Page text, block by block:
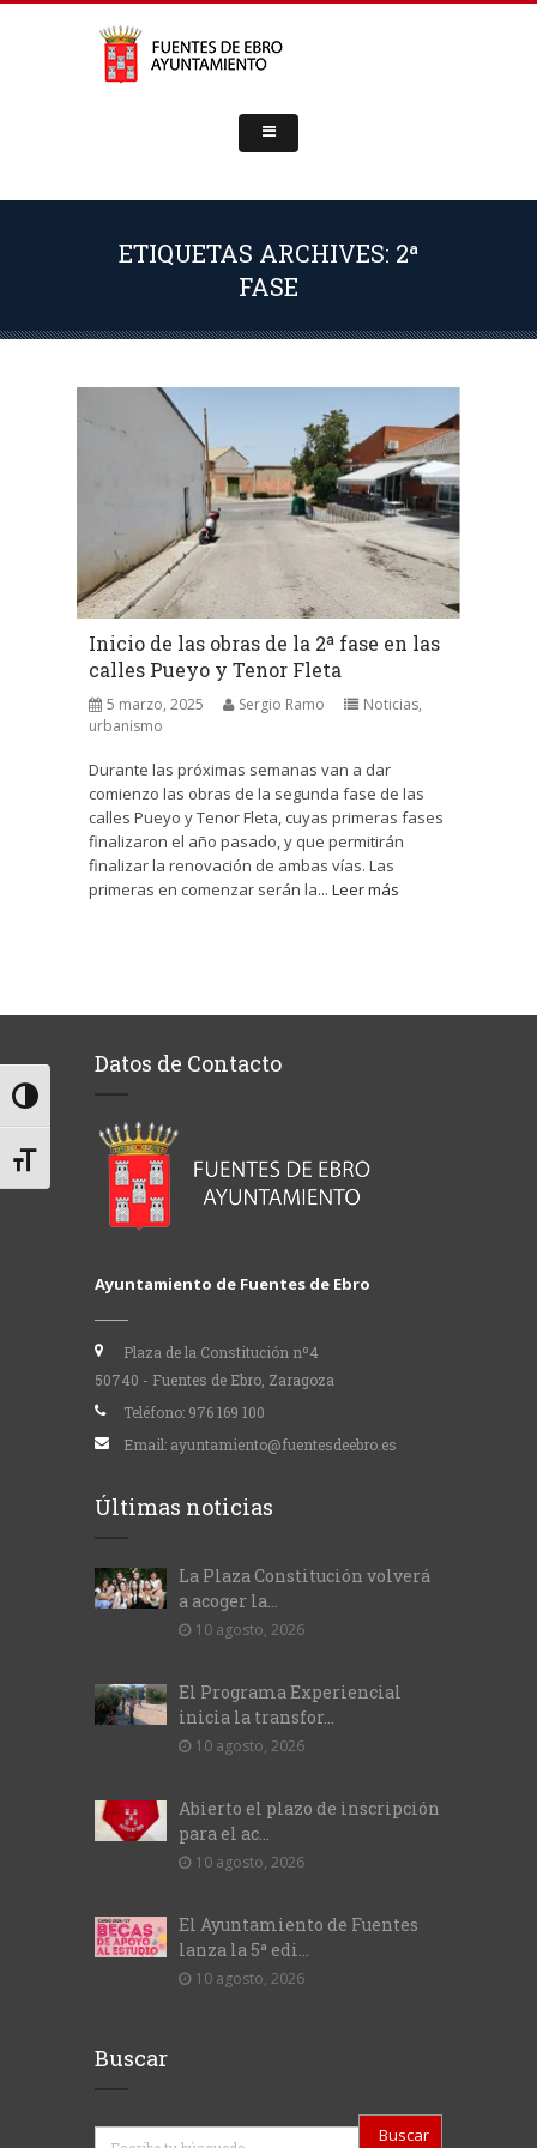
Alternar alto contraste
Alternar tamaño de letra
ETIQUETAS ARCHIVES: 2ª
FASE
Inicio de las obras de la 2ª fase en las
calles Pueyo y Tenor Fleta
5 marzo, 2025 Sergio Ramo Noticias,
urbanismo
Durante las próximas semanas van a dar
comienzo las obras de la segunda fase de las
calles Pueyo y Tenor Fleta, cuyas primeras fases
finalizaron el año pasado, y que permitirán
finalizar la renovación de ambas vías. Las
primeras en comenzar serán la... Leer más
Datos de Contacto
Ayuntamiento de Fuentes de Ebro
Plaza de la Constitución nº4
50740 - Fuentes de Ebro, Zaragoza
Teléfono: 976 169 100
Email: ayuntamiento@fuentesdeebro.es
Últimas noticias
La Plaza Constitución volverá
a acoger la...
10 agosto, 2026
El Programa Experiencial
inicia la transfor...
10 agosto, 2026
Abierto el plazo de inscripción
para el ac...
10 agosto, 2026
El Ayuntamiento de Fuentes
lanza la 5ª edi...
10 agosto, 2026
Buscar
Buscar